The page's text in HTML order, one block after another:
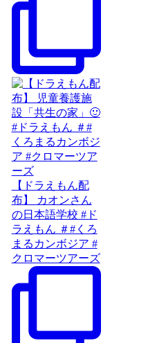
【ドラえもん配
布】 カオンさん
の日本語学校 #ド
ラえもん ＃#くろ
まるカンボジア #
クロマーツアーズ